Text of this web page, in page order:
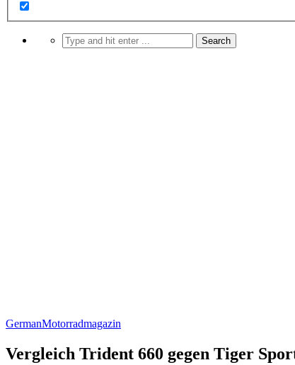
GermanMotorradmagazin
Vergleich Trident 660 gegen Tiger